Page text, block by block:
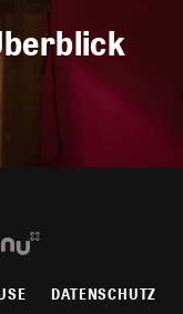
DATENSCHUTZ